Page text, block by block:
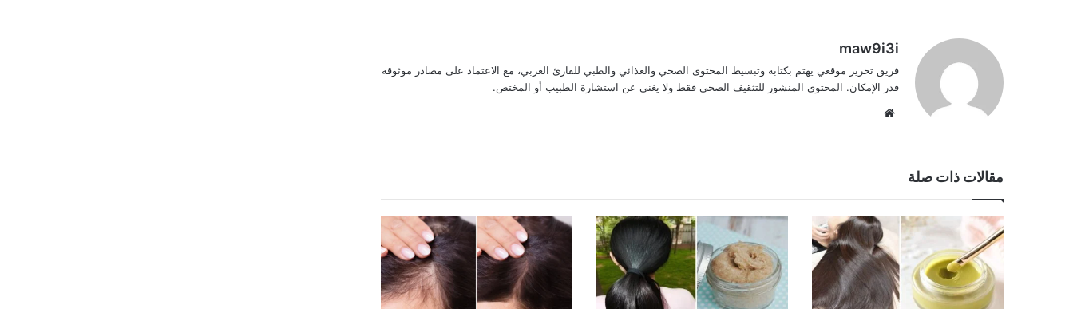
maw9i3i
فريق تحرير موقعي يهتم بكتابة وتبسيط المحتوى الصحي والغذائي والطبي للقارئ العربي، مع الاعتماد على مصادر موثوقة
قدر الإمكان. المحتوى المنشور للتثقيف الصحي فقط ولا يغني عن استشارة الطبيب أو المختص.
مقالات ذات صلة